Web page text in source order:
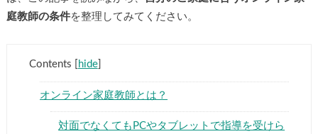
庭教師の条件を整理してみてください。
Contents hide]
オンライン家庭教師とは？
対面でなくてもPCやタブレットで指導を受けら